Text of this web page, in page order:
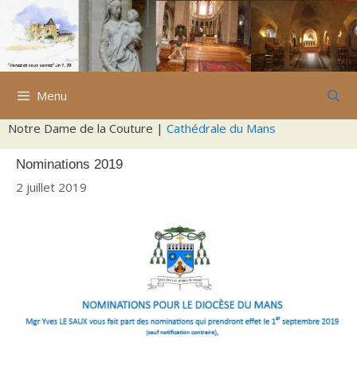
Aller
contenu
Menu
Notre Dame de la Couture | Cathédrale du Mans
Nominations 2019
2 juillet 2019